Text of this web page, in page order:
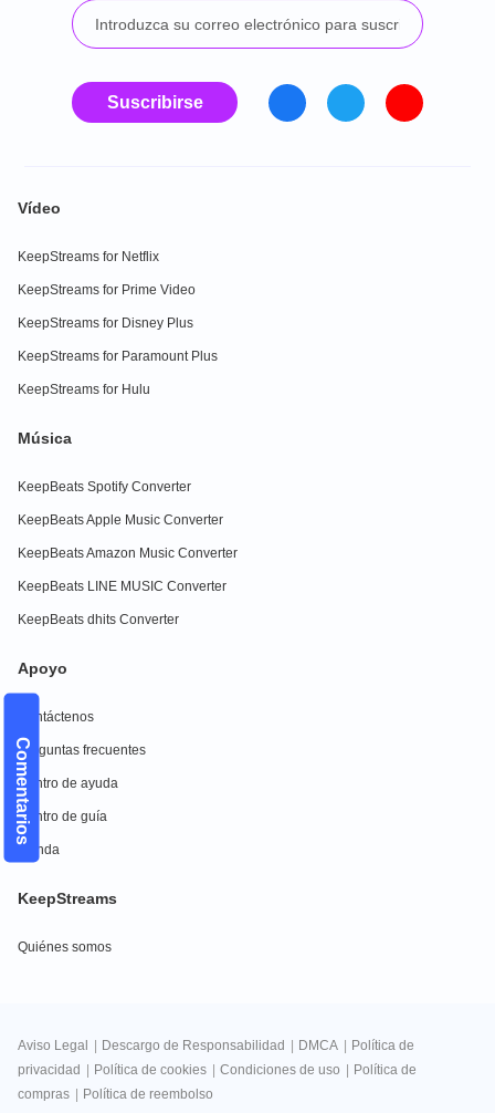
Comentarios
Suscribirse
Vídeo
KeepStreams for Netflix
KeepStreams for Prime Video
KeepStreams for Disney Plus
KeepStreams for Paramount Plus
KeepStreams for Hulu
Música
KeepBeats Spotify Converter
KeepBeats Apple Music Converter
KeepBeats Amazon Music Converter
KeepBeats LINE MUSIC Converter
KeepBeats dhits Converter
Apoyo
Contáctenos
Preguntas frecuentes
Centro de ayuda
Centro de guía
Tienda
KeepStreams
Quiénes somos
Aviso Legal Descargo de Responsabilidad DMCA
Política de
privacidad
Política de cookies Condiciones de uso
Política de
compras
Política de reembolso